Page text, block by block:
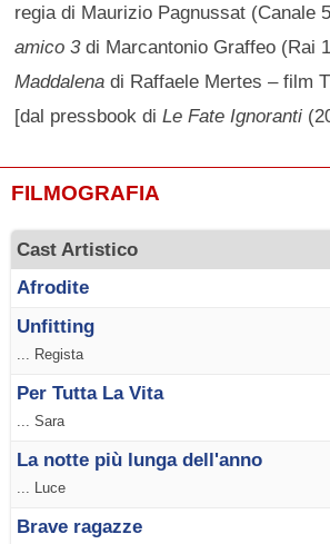
regia di Maurizio Pagnussat (Canale
amico 3di Marcantonio Graffeo (Rai
Maddalena di Raffaele Mertes – film
[dal pressbook diLe Fate Ignoranti
FILMOGRAFIA
Cast Artistico
Afrodite
Unfitting
... Regista
Per Tutta La Vita
... Sara
La notte più lunga dell'anno
... Luce
Brave ragazze